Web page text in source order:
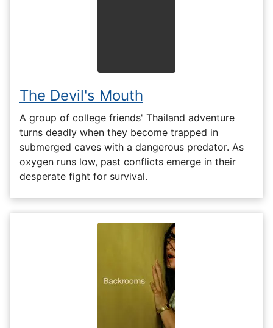
The Devil's Mouth
A group of college friends' Thailand adventure
turns deadly when they become trapped in
submerged caves with a dangerous predator. As
oxygen runs low, past conflicts emerge in their
desperate fight for survival.